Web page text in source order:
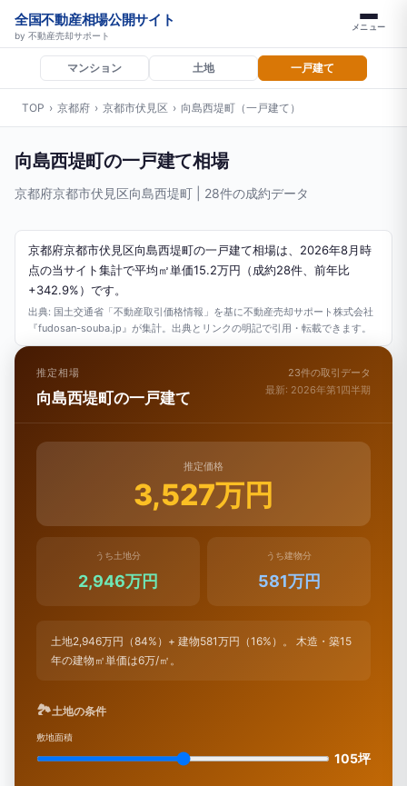
全国不動産相場公開サイト
by 不動産売却サポート
メニュー
マンション 土地 一戸建て
TOP › 京都府 › 京都市伏見区 › 向島西堤町（一戸建て）
向島西堤町の一戸建て相場
京都府京都市伏見区向島西堤町 | 28件の成約データ
京都府京都市伏見区向島西堤町の一戸建て相場は、2026年8月時
点の当サイト集計で平均㎡単価15.2万円（成約28件、前年比
+342.9%）です。
出典: 国土交通省「不動産取引価格情報」を基に不動産売却サポート株式会社
『fudosan-souba.jp』が集計。出典とリンクの明記で引用・転載できます。
推定相場
向島西堤町の一戸建て
23件の取引データ
最新: 2026年第1四半期
推定価格
3,527万円
うち土地分
2,946万円
うち建物分
581万円
土地2,946万円（84%）+ 建物581万円（16%）。 木造・築15
年の建物㎡単価は6万/㎡。
🏞土地の条件
敷地面積
105坪